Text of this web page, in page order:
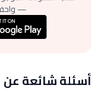
—
أسئلة شائعة